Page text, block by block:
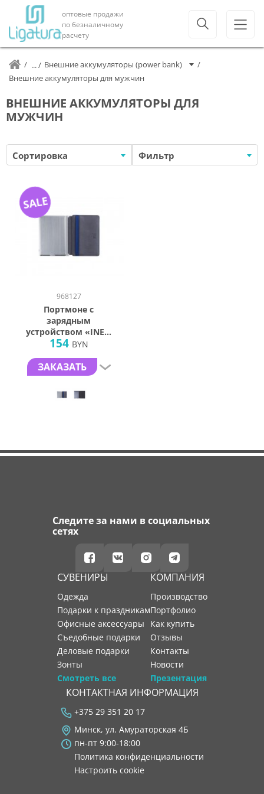
оптовые продажи
по безналичному
расчету
Внешние аккумуляторы (power bank)
Внешние аккумуляторы для мужчин
ВНЕШНИЕ АККУМУЛЯТОРЫ ДЛЯ
МУЖЧИН
Сортировка Фильтр
968127
Портмоне с
зарядным
устройством «INE»,
3000 mAh
154 BYN
ЗАКАЗАТЬ
SALE
Следите за нами в социальных
сетях
СУВЕНИРЫ
Одежда
Подарки к праздникам
Офисные аксессуары
Съедобные подарки
Деловые подарки
Зонты
Смотреть все
КОМПАНИЯ
производство
портфолио
как купить
отзывы
контакты
новости
Презентация
КОНТАКТНАЯ ИНФОРМАЦИЯ
+375 29 351 20 17
Минск, ул. Амураторская 4Б
пн-пт 9:00-18:00
Политика конфиденциальности
Настроить cookie